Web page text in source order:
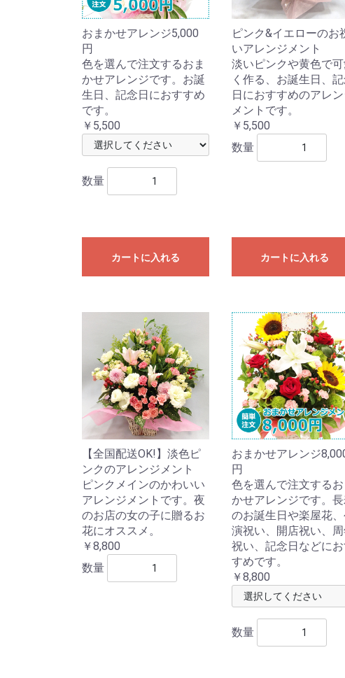
おまかせアレンジ5,000
円
色を選んで注文するおま
かせアレンジです。お誕
生日、記念日におすすめ
です。
￥5,500
数量
カートに入れる
ピンク&イエローのお
いアレンジメント
淡いピンクや黄色で
く作る、お誕生日、
日におすすめのアレ
メントです。
￥5,500
数量
カートに入れる
【全国配送OK!】淡色ピ
ンクのアレンジメント
ピンクメインのかわいい
アレンジメントです。夜
のお店の女の子に贈るお
花にオススメ。
￥8,800
数量
おまかせアレンジ
円
色を選んで注文するお
かせアレンジです。
のお誕生日や楽屋花
演祝い、開店祝い、
祝い、記念日などに
すめです。
￥8,800
数量